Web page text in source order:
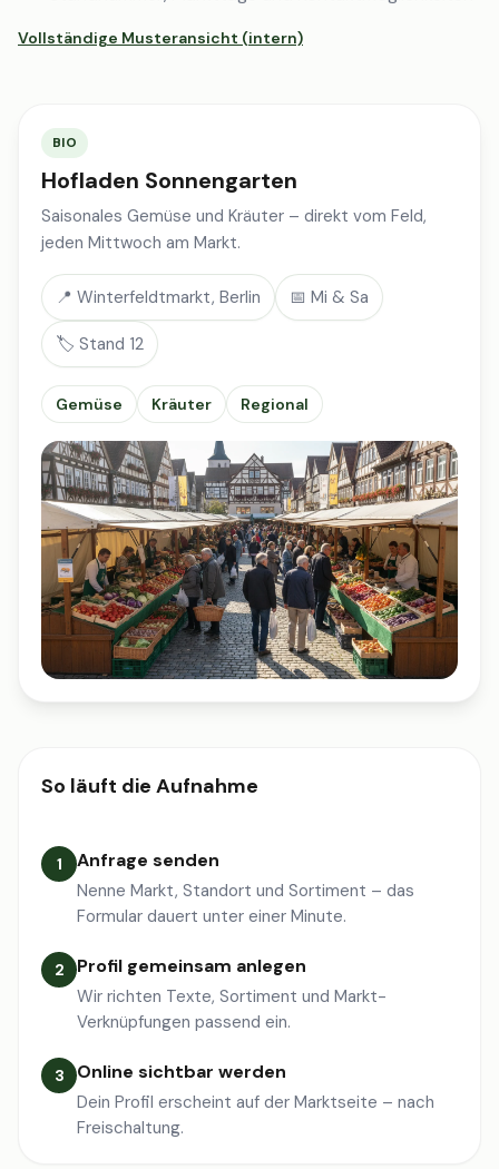
Vollständige Musteransicht (intern)
BIO
Hofladen Sonnengarten
Saisonales Gemüse und Kräuter – direkt vom Feld,
jeden Mittwoch am Markt.
📍 Winterfeldtmarkt, Berlin 📅 Mi & Sa
🏷️ Stand 12
Gemüse Kräuter Regional
So läuft die Aufnahme
1 Anfrage senden
Nenne Markt, Standort und Sortiment – das
Formular dauert unter einer Minute.
2 Profil gemeinsam anlegen
Wir richten Texte, Sortiment und Markt-
Verknüpfungen passend ein.
3 Online sichtbar werden
Dein Profil erscheint auf der Marktseite – nach
Freischaltung.